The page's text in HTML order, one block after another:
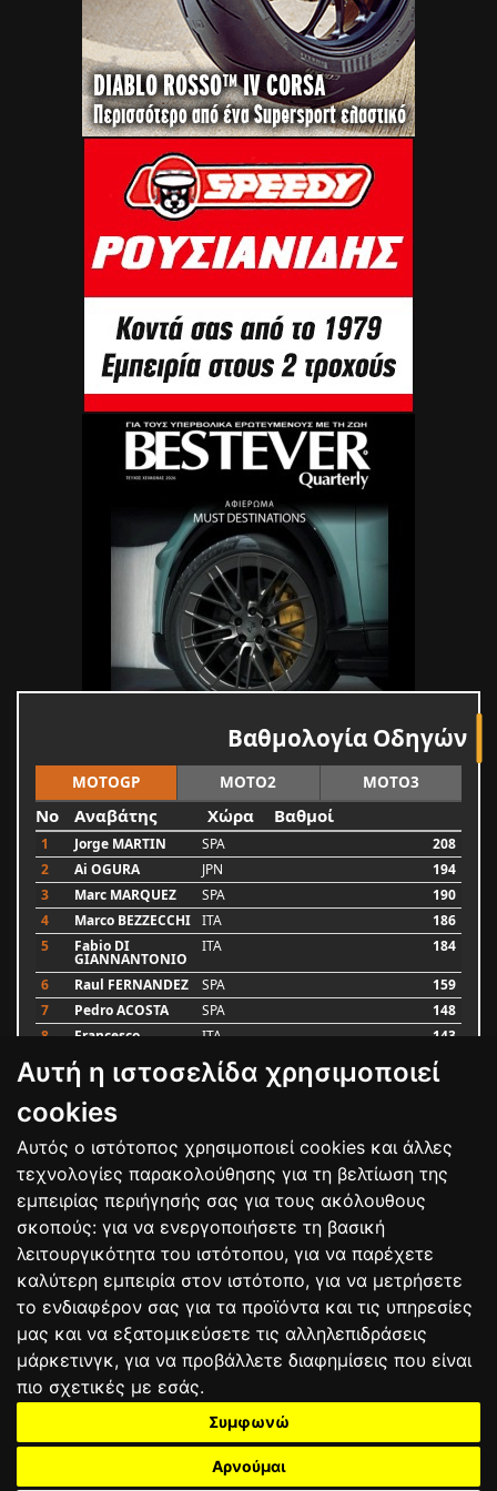
Αυτή η ιστοσελίδα χρησιμοποιεί
cookies
Αυτός ο ιστότοπος χρησιμοποιεί cookies και άλλες
τεχνολογίες παρακολούθησης για τη βελτίωση της
εμπειρίας περιήγησής σας για τους ακόλουθους
σκοπούς: για να ενεργοποιήσετε τη βασική
λειτουργικότητα του ιστότοπου, για να παρέχετε
καλύτερη εμπειρία στον ιστότοπο, για να μετρήσετε
το ενδιαφέρον σας για τα προϊόντα και τις υπηρεσίες
μας και να εξατομικεύσετε τις αλληλεπιδράσεις
μάρκετινγκ, για να προβάλλετε διαφημίσεις που είναι
πιο σχετικές με εσάς.
Συμφωνώ
Αρνούμαι
Βαθμολογία Οδηγών
MOTOGP MOTO2 MOTO3
No Αναβάτης Χώρα Βαθμοί
1 Jorge MARTIN SPA
208
2
Ai OGURA JPN
194
3
Marc MARQUEZ SPA
190
4
Marco BEZZECCHI ITA
186
5
Fabio DI
GIANNANTONIO
ITA 184
6 Raul FERNANDEZ SPA
159
7
Pedro ACOSTA SPA
148
8
Francesco ITA 143
9 Alex MARQUEZ SPA
Luca MARINI
Bαθμολογία
ΟΡΟΙ ΧΡΗΣΗΣΠΟΛΙΤΙΚΗ ΠΡΟΣΤΑΣΙΑΣ
ΑΓΩΝΕΣΑΠΟΤΕΛΕΣΜΑΤΑΑΓΟΡΑ